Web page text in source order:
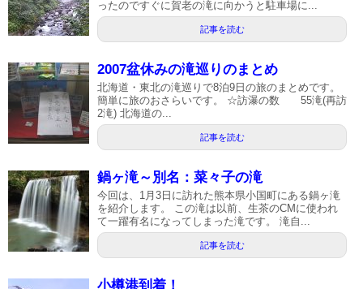
ったのですぐに賀老の滝に向かうと駐車場に...
記事を読む
2007盆休みの滝巡りのまとめ
北海道・東北の滝巡りで8泊9日の旅のまとめです。
簡単に旅のおさらいです。 ☆訪瀑の数 55滝(再訪
2滝) 北海道の...
記事を読む
鍋ヶ滝～別名：菜々子の滝
今回は、1月3日に訪れた熊本県小国町にある鍋ヶ滝
を紹介します。 この滝は以前、生茶のCMに使われ
て一躍有名になってしまった滝です。 滝自...
記事を読む
小樽港到着！